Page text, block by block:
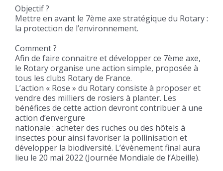
Objectif ?
Mettre en avant le 7ème axe stratégique du Rotary :
la protection de l’environnement.
Comment ?
Afin de faire connaitre et développer ce 7ème axe,
le Rotary organise une action simple, proposée à
tous les clubs Rotary de France.
L’action « Rose » du Rotary consiste à proposer et
vendre des milliers de rosiers à planter. Les
bénéfices de cette action devront contribuer à une
action d’envergure
nationale : acheter des ruches ou des hôtels à
insectes pour ainsi favoriser la pollinisation et
développer la biodiversité. L’évènement final aura
lieu le 20 mai 2022 (Journée Mondiale de l’Abeille).